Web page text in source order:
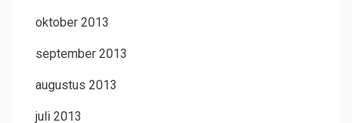
oktober 2013
september 2013
augustus 2013
juli 2013